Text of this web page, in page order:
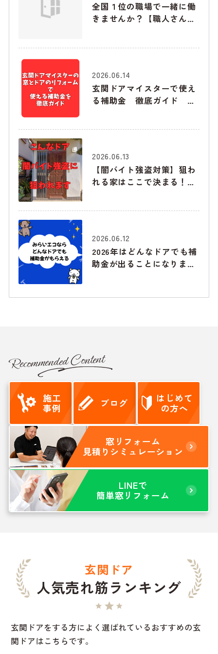
全国１位の職場で一緒に働
きませんか？【職人さん募
2026.06.14
玄関ドアマイスターで使え
る補助金 徹底ガイド
2026.06.13
【闇バイト強盗対策】狙わ
れる家はここで決まる！下
2026.06.12
2026年はどんなドアでも補
助金が出ることになりまし
Recommended Content
施工
事例
ブログ
はじめて
の方へ
窓リフォーム
見積りシミュレーション
LINEで
簡単窓リフォーム
玄関ドア
人気売れ筋ランキング
玄関ドアをする方によく選ばれているおすすめの玄
関ドアはこちらです。